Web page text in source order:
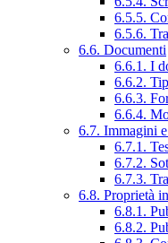
6.5.5.
6.5.6.
6.6. Documenti
6.6.1. I
6.6.2.
6.6.3.
6.6.4.
6.7. Immagini
6.7.1.
6.7.2.
6.7.3.
6.8. Proprietà
6.8.1.
6.8.2.